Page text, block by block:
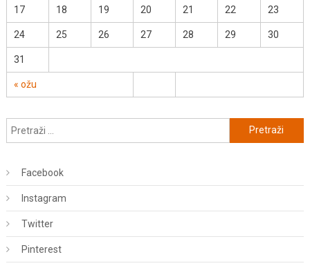
« ožu
17 18 19 20 21 22 23
24 25 26 27 28 29 30
31
Pretraži:
Facebook
Instagram
Twitter
Pinterest